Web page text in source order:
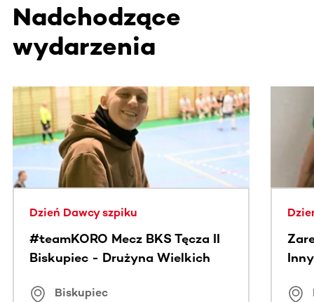
Nadchodzące
wydarzenia
Ta sekcja zawiera treści przewijane w poziomie. Użyj
Dzień Dawcy szpiku
#teamKORO Mecz BKS Tęcza II
Biskupiec - Drużyna Wielkich
Biskupiec